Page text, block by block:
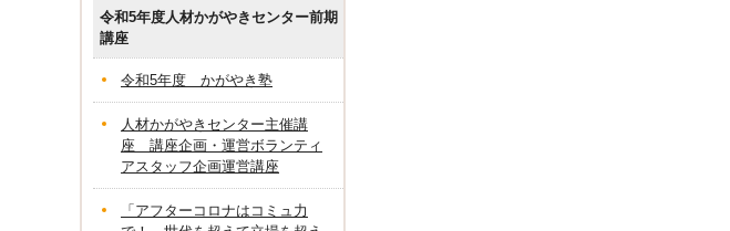
令和5年度人材かがやきセンター前期
講座
令和5年度 かがやき塾
人材かがやきセンター主催講
座 講座企画・運営ボランティ
アスタッフ企画運営講座
「アフターコロナはコミュ力